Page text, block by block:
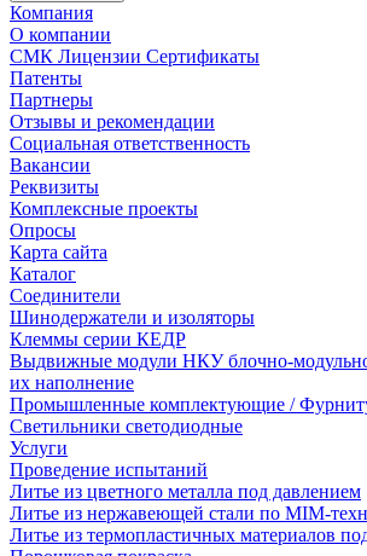
Компания
О компании
СМК Лицензии Сертификаты
Патенты
Партнеры
Отзывы и рекомендации
Социальная ответственность
Вакансии
Реквизиты
Комплексные проекты
Опросы
Карта сайта
Каталог
Соединители
Шинодержатели и изоляторы
Клеммы серии КЕДР
Выдвижные модули НКУ блочно-
их наполнение
Промышленные комплектующие /
Светильники светодиодные
Услуги
Проведение испытаний
Литье из цветного металла под давлением
Литье из нержавеющей стали по MIM-
Литье из термопластичных материалов